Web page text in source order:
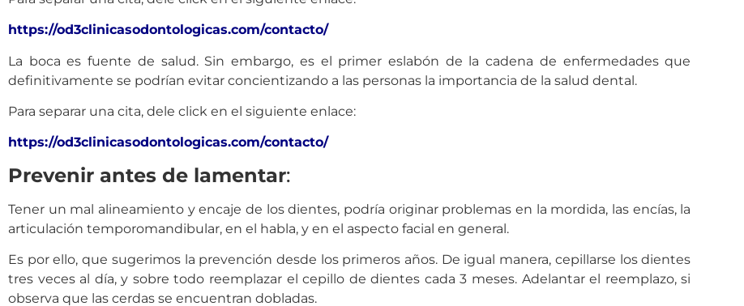
https://od3clinicasodontologicas.com/contacto/
La boca es fuente de salud. Sin embargo, es el primer eslabón de la cadena de enfermedades que
definitivamente se podrían evitar concientizando a las personas la importancia de la salud dental.
Para separar una cita, dele click en el siguiente enlace:
https://od3clinicasodontologicas.com/contacto/
Prevenir antes de lamentar:
Tener un mal alineamiento y encaje de los dientes, podría originar problemas en la mordida, las encías, la
articulación temporomandibular, en el habla, y en el aspecto facial en general.
Es por ello, que sugerimos la prevención desde los primeros años. De igual manera, cepillarse los dientes
tres veces al día, y sobre todo reemplazar el cepillo de dientes cada 3 meses. Adelantar el reemplazo, si
observa que las cerdas se encuentran dobladas.